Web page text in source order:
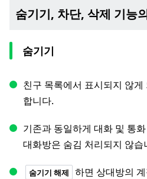
숨기기, 차단, 삭제 기능
숨기기
친구 목록에서 표시되지 않게
합니다.
기존과 동일하게 대화 및 통
대화방은 숨김 처리되지 않습
숨기기 해제
하면 상대방의